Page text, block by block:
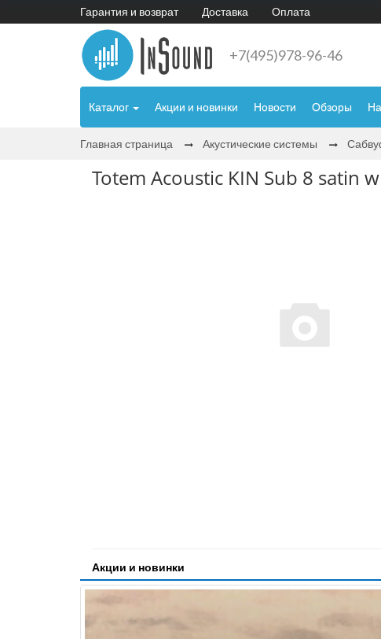
Гарантия и возврат Доставка Оплата
+7(495)978-96-46
Каталог Акции и новинки Новости Обзоры
Главная страница Акустические системы
Totem Acoustic KIN Sub 8 satin
Акции и новинки